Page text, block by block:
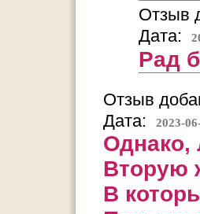
Отзыв
Дата:
Рад
Отзыв
Дата:
2023-
Однако,
Вторую
В